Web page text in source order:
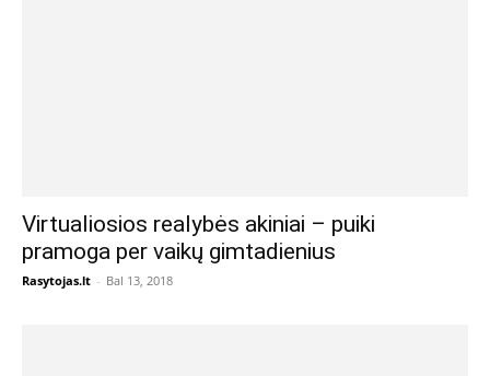
Virtualiosios realybės akiniai – puiki
pramoga per vaikų gimtadienius
Rasytojas.lt - Bal 13, 2018